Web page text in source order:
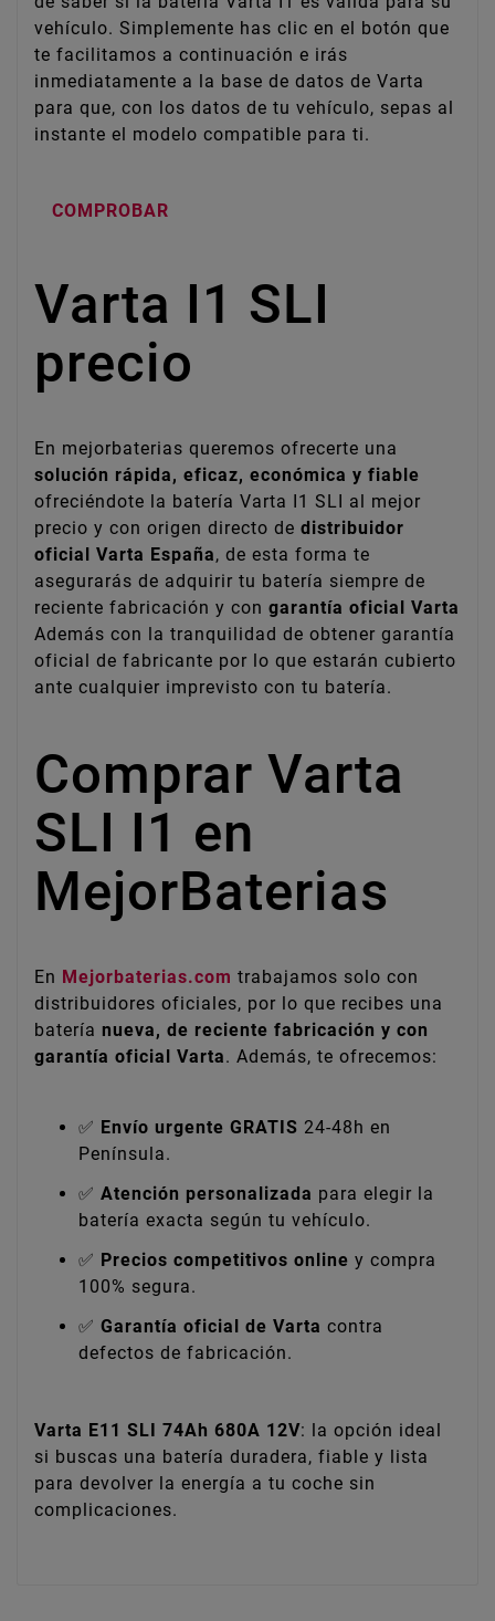
vehículo. Simplemente has clic en el botón que
te facilitamos a continuación e irás
inmediatamente a la base de datos de Varta
para que, con los datos de tu vehículo, sepas al
instante el modelo compatible para ti.
COMPROBAR
Varta I1 SLI
precio
En mejorbaterias queremos ofrecerte una
solución rápida, eficaz, económica y fiable
ofreciéndote la batería Varta I1 SLI al mejor
precio y con origen directo de distribuidor
oficial Varta España, de esta forma te
asegurarás de adquirir tu batería siempre de
reciente fabricación y con garantía oficial Varta
Además con la tranquilidad de obtener garantía
oficial de fabricante por lo que estarán cubierto
ante cualquier imprevisto con tu batería.
Comprar Varta
SLI I1 en
MejorBaterias
En Mejorbaterias.com trabajamos solo con
distribuidores oficiales, por lo que recibes una
batería nueva, de reciente fabricación y con
garantía oficial Varta. Además, te ofrecemos:
✅ Envío urgente GRATIS 24-48h en
Península.
✅ Atención personalizada para elegir la
batería exacta según tu vehículo.
✅ Precios competitivos online y compra
100% segura.
✅ Garantía oficial de Varta contra
defectos de fabricación.
Varta E11 SLI 74Ah 680A 12V: la opción ideal
si buscas una batería duradera, fiable y lista
para devolver la energía a tu coche sin
complicaciones.